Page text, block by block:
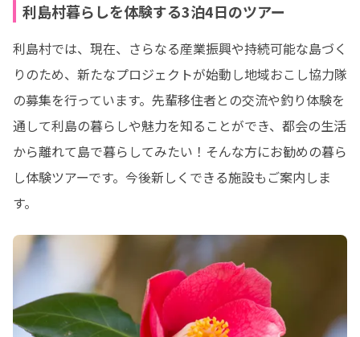
利島村暮らしを体験する3泊4日のツアー
利島村では、現在、さらなる産業振興や持続可能な島づく
りのため、新たなプロジェクトが始動し地域おこし協力隊
の募集を行っています。先輩移住者との交流や釣り体験を
通して利島の暮らしや魅力を知ることができ、都会の生活
から離れて島で暮らしてみたい！そんな方にお勧めの暮ら
し体験ツアーです。今後新しくできる施設もご案内しま
す。